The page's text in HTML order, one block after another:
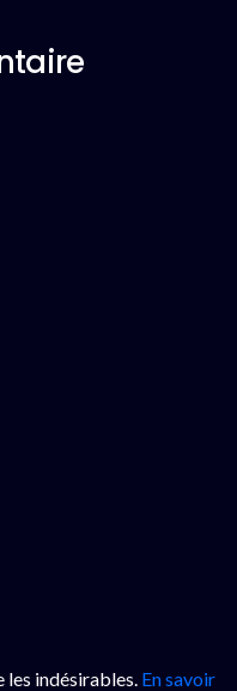
indésirables. En savoir